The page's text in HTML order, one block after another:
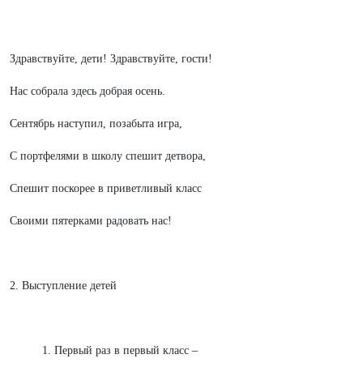
Здравствуйте, дети! Здравствуйте, гости!
Нас собрала здесь добрая осень.
Сентябрь наступил, позабыта игра,
С портфелями в школу спешит детвора,
Спешит поскорее в приветливый класс
Своими пятерками радовать нас!
2. Выступление детей
1. Первый раз в первый класс –